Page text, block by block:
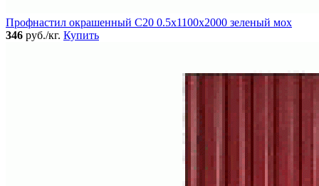
Профнастил окрашенный C20 0.5x1100x2000 зеленый мох
346 руб./кг. Купить